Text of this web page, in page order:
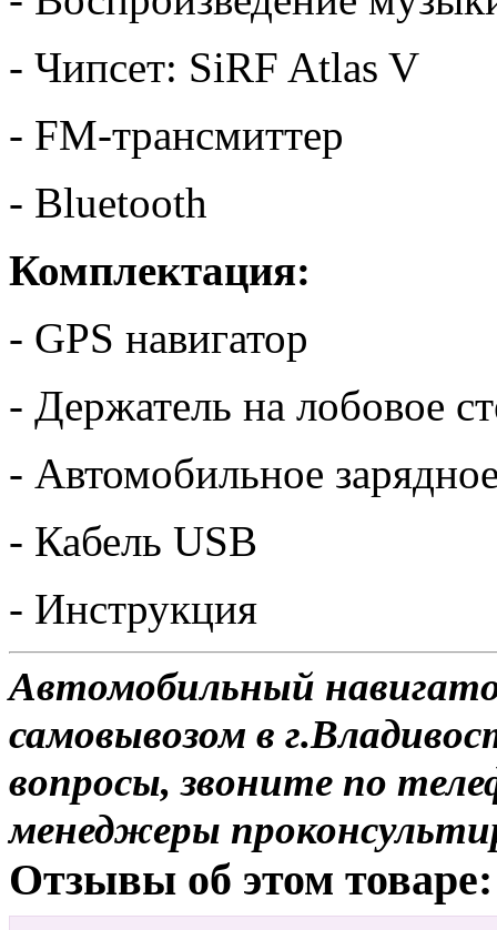
- Чипсет: SiRF Atlas V
- FM-трансмиттер
- Bluetooth
Комплектация:
- GPS навигатор
- Держатель на лобовое
- Автомобильное
- Кабель USB
- Инструкция
Автомобильный
самовывозом в
вопросы, звоните по
менеджеры
Отзывы об этом товаре: